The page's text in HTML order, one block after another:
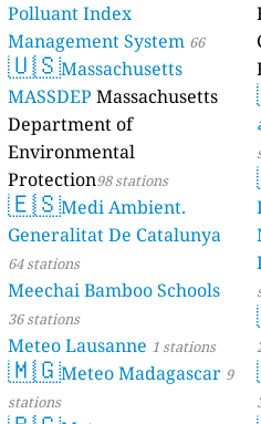
Polluant Index
Management System 66
stations
🇺🇸Massachusetts
MASSDEPMassachusetts
Department of
Environmental
Protection98 stations
🇪🇸Medi Ambient.
Generalitat De Catalunya
64 stations
Meechai Bamboo Schools
36 stations
Meteo Lausanne 1 stations
🇲🇬Meteo Madagascar 9
stations